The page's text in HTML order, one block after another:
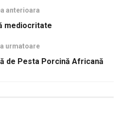
anterioara
mediocritate
urmatoare
de Pesta Porcină Africană